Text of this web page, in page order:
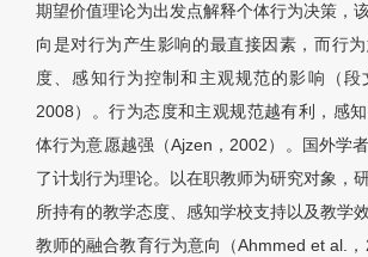
期望价值理论为出发点解释个体行为决策，
向是对行为产生影响的最直接因素，而行
度、感知行为控制和主观规范的影响（段
2008）。行为态度和主观规范越有利，感
体行为意愿越强（Ajzen，2002）。国外学
了计划行为理论。以在职教师为研究对象，
所持有的教学态度、感知学校支持以及教学
教师的融合教育行为意向（Ahmmed et al.，